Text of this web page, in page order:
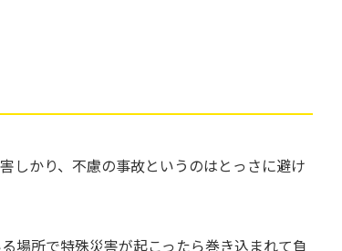
しかり、不慮の事故というのはとっさに避け
場所で特殊災害が起こったら巻き込まれて負